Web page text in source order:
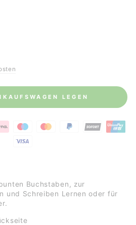
LEGEN
Buchstaben, zur
und Schreiben Lernen oder für